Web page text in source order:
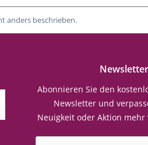
anders beschrieben.
Newsletter
Abonnieren Sie den
Newsletter und
Neuigkeit oder Aktion mehr